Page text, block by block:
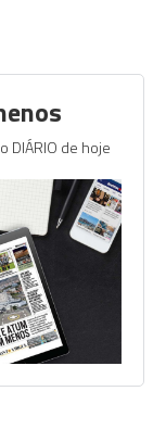
DIÁRIO de hoje